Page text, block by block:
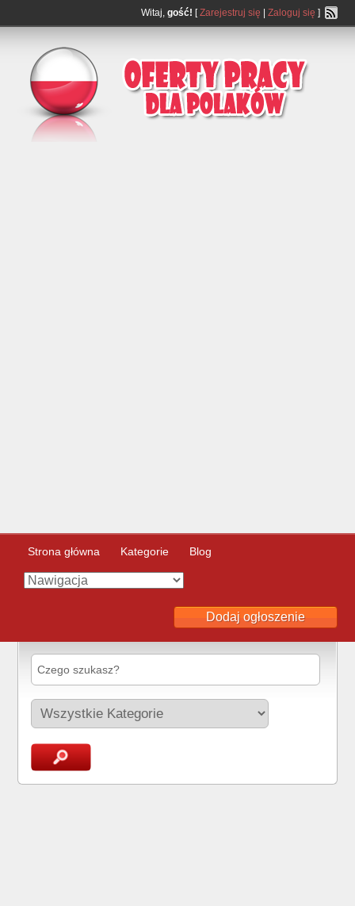
Witaj, gość! [Zarejestruj się Zaloguj się ]
Strona główna Kategorie Blog
Dodaj ogłoszenie